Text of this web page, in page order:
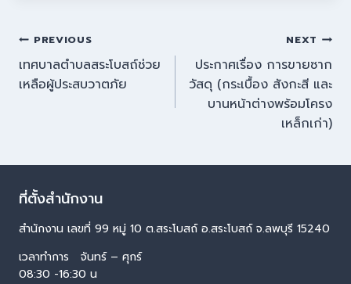
PREVIOUS
เทศบาลตำบลสระโบสถ์ช่วย
เหลือผู้ประสบวาตภัย
NEXT
ประกาศเรื่อง การขายซาก
วัสดุ (กระเบื้อง สังกะสี และ
บานหน้าต่างพร้อมโครง
เหล็กเก่า)
ที่ตั้งสำนักงาน
สำนักงาน เลขที่ 99 หมู่ 10 ต.สระโบสถ์ อ.สระโบสถ์ จ.ลพบุรี 15240
เวลาทำการ จันทร์ – ศุกร์
08:30 -16:30 น